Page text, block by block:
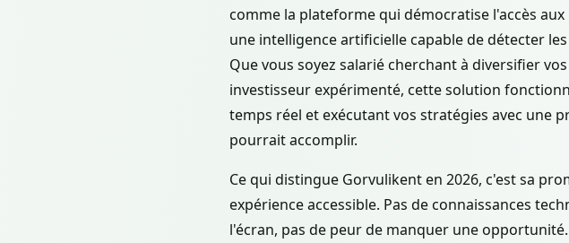
comme la plateforme qui démocratise l'accès
une intelligence artificielle capable de détecter
Que vous soyez salarié cherchant à diversifier
investisseur expérimenté, cette solution
temps réel et exécutant vos stratégies avec une
pourrait accomplir.
Ce qui distingue Gorvulikent en 2026, c'est sa
expérience accessible. Pas de connaissances
l'écran, pas de peur de manquer une